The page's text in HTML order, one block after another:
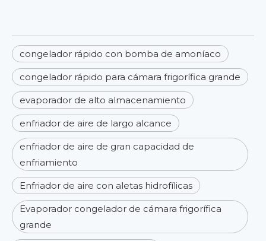
congelador rápido con bomba de amoníaco
congelador rápido para cámara frigorífica grande
evaporador de alto almacenamiento
enfriador de aire de largo alcance
enfriador de aire de gran capacidad de
enfriamiento
Enfriador de aire con aletas hidrofílicas
Evaporador congelador de cámara frigorífica
grande